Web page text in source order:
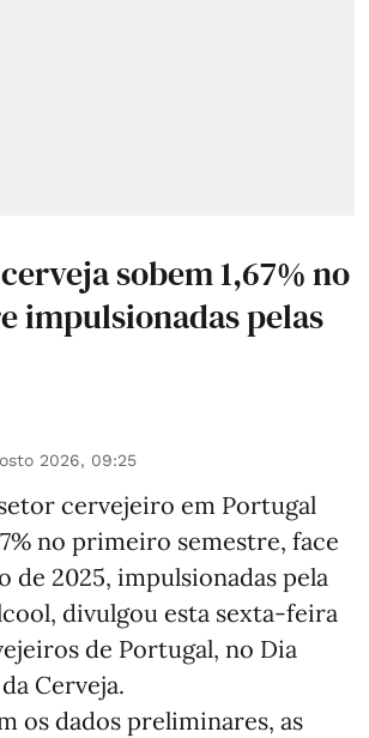
sobem 1,67% no
impulsionadas pelas
2026, 09:25
cervejeiro em Portugal
no primeiro semestre, face
de 2025, impulsionadas pela
divulgou esta sexta-feira
de Portugal, no Dia
Cerveja.
os dados preliminares, as